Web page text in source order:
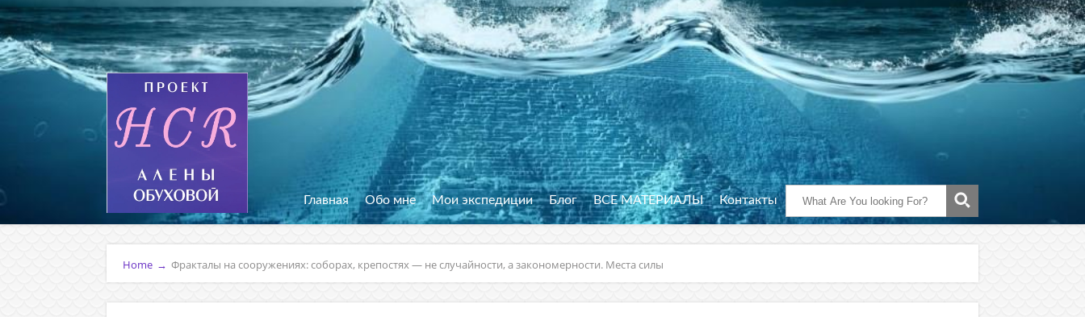
Главная Обо мне Мои экспедиции Блог ВСЕ МАТЕРИАЛЫ Контакты
Home → Фракталы на сооружениях: соборах, крепостях — не случайности, а закономерности. Места силы